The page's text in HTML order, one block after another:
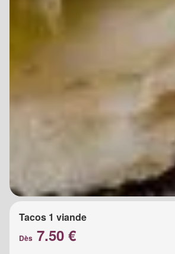
Tacos 1 viande
Dès 7.50 €